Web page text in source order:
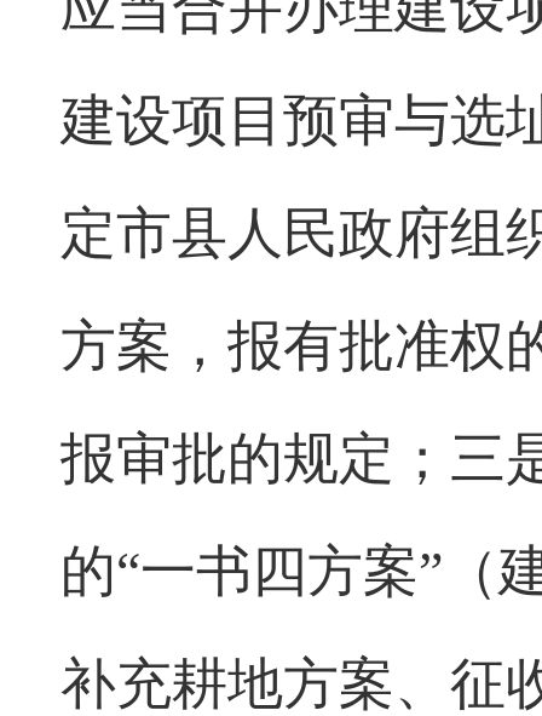
建设项目预审与选
定市县人民政府组
方案，报有批准权
报审批的规定；三
的“一书四方案”（
补充耕地方案、征